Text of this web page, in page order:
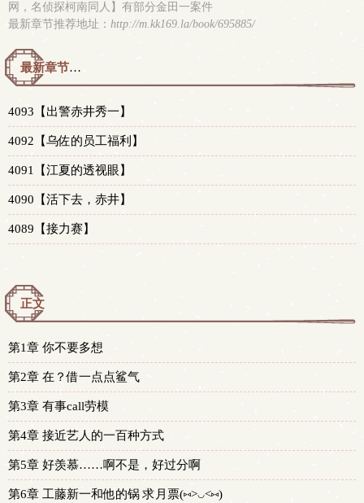
网，名侦探柯南同人】有部分金田一案件
最新章节推荐地址： http://m.kk169.la/book/695885/
最新章节预览 更新时间：2026-08-06T12:02:00
4093【出警赤井秀一】
4092【乌佐的员工福利】
4091【江夏的透视眼】
4090【活下去，赤井】
4089【接力赛】
正文
第1章 你不要多想
第2章 在？借一点点鲨气
第3章 有事call劳模
第4章 接近艺人的一百种方式
第5章 好羡慕……啊不是，好过分啊
第6章 工藤新一和他的锅 求月票(⑅˃◡˂⑅)